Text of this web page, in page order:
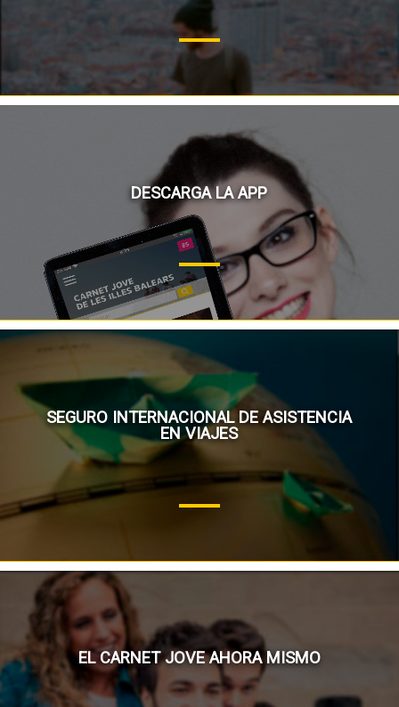
DESCARGA LA APP
SEGURO INTERNACIONAL DE ASISTENCIA
EN VIAJES
EL CARNET JOVE AHORA MISMO